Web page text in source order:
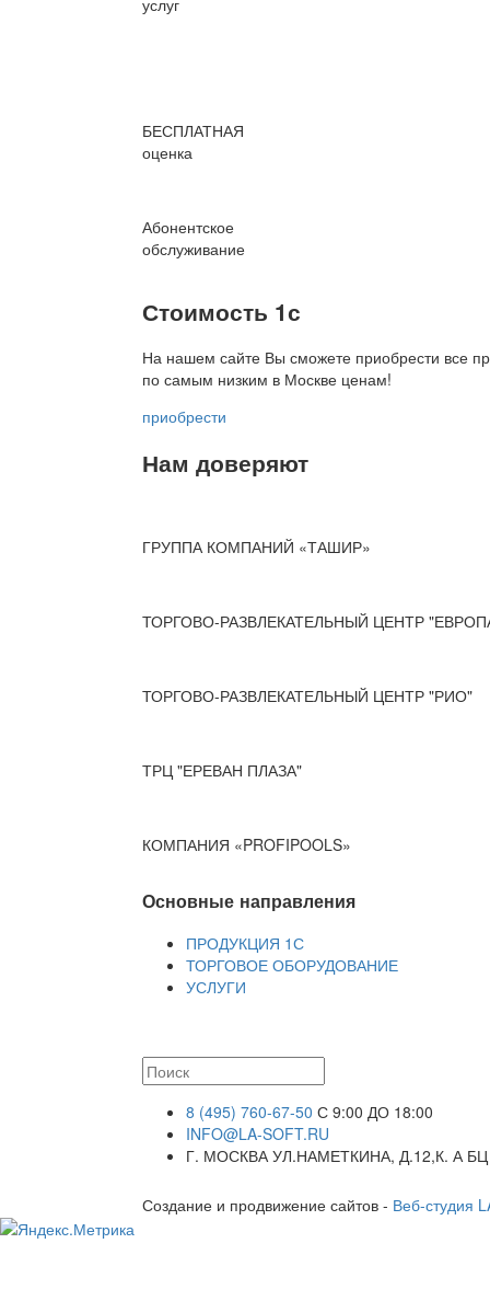
услуг
БЕСПЛАТНАЯ
оценка
Абонентское
обслуживание
Стоимость 1с
На нашем сайте Вы сможете приобрести все
по самым низким в Москве ценам!
приобрести
Нам доверяют
ГРУППА КОМПАНИЙ «ТАШИР»
ТОРГОВО-РАЗВЛЕКАТЕЛЬНЫЙ ЦЕНТР
ТОРГОВО-РАЗВЛЕКАТЕЛЬНЫЙ ЦЕНТР "РИО"
ТРЦ "ЕРЕВАН ПЛАЗА"
КОМПАНИЯ «PROFIPOOLS»
Основные направления
ПРОДУКЦИЯ 1С
ТОРГОВОЕ ОБОРУДОВАНИЕ
УСЛУГИ
8 (495) 760-67-50 С 9:00 ДО 18:00
INFO@LA-SOFT.RU
Г. МОСКВА УЛ.НАМЕТКИНА, Д.12,К. А
Создание и продвижение сайтов - Веб-студия